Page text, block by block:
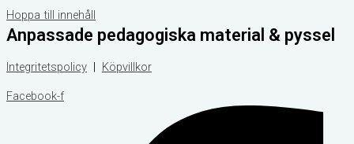
Hoppa till innehåll
Anpassade pedagogiska material & pyssel
Integritetspolicy | Köpvillkor
Facebook-f